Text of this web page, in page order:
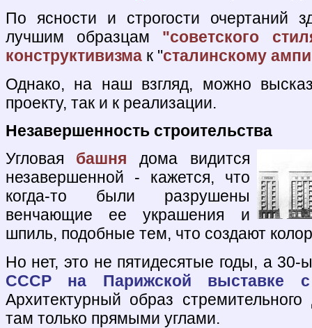
По ясности и строгости очертаний
лучшим образцам "советского
конструктивизмак "сталинскому
Однако, на наш взгляд, можно
проекту, так и к реализации.
Незавершенность строительства
Угловая башня дома видится
незавершенной - кажется, что
когда-то были разрушены
венчающие ее украшения и
шпиль, подобные тем, что создают
Но нет, это не пятидесятые годы, а
СССР на Парижской выставке
Архитектурный образ
там только прямыми углами.